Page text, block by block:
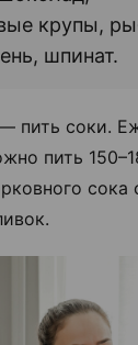
крупы,
шпинат.
пить соки.
пить
сока